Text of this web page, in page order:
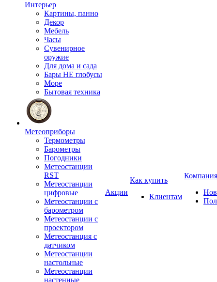
Интерьер
Картины, панно
Декор
Мебель
Часы
Сувенирное
оружие
Для дома и сада
Бары НЕ глобусы
Море
Бытовая техника
Метеоприборы
Термометры
Барометры
Погодники
Метеостанции
RST
Метеостанции
цифровые
Метеостанции с
барометром
Метеостанции с
проектором
Метеостанция с
датчиком
Метеостанции
настольные
Метеостанции
настенные
Акции
Как купить
Клиентам
Компания